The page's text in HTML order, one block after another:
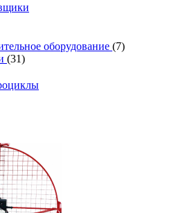
оборудование (7)
(31)